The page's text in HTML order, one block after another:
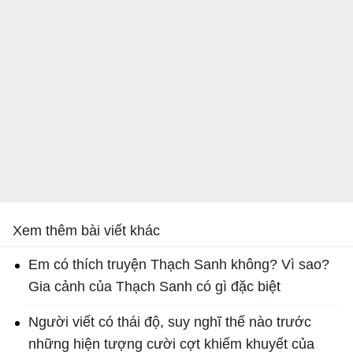
Xem thêm bài viết khác
Em có thích truyện Thạch Sanh không? Vì sao?
Gia cảnh của Thạch Sanh có gì đặc biệt
Người viết có thái độ, suy nghĩ thế nào trước
những hiện tượng cười cợt khiếm khuyết của